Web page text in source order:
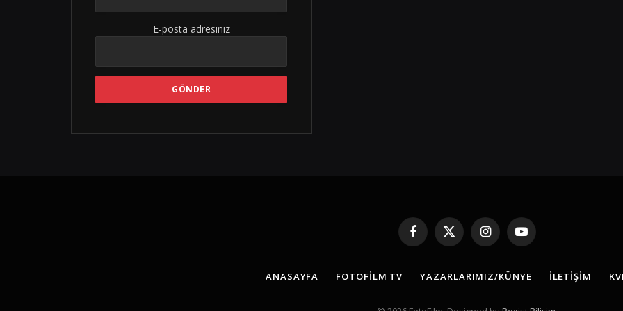
E-posta adresiniz
Facebook
X
(Twitter)
InstagramYouTube
ANASAYFA FOTOFILM TV YAZARLARIMIZ/KÜNYE İLETIŞIM